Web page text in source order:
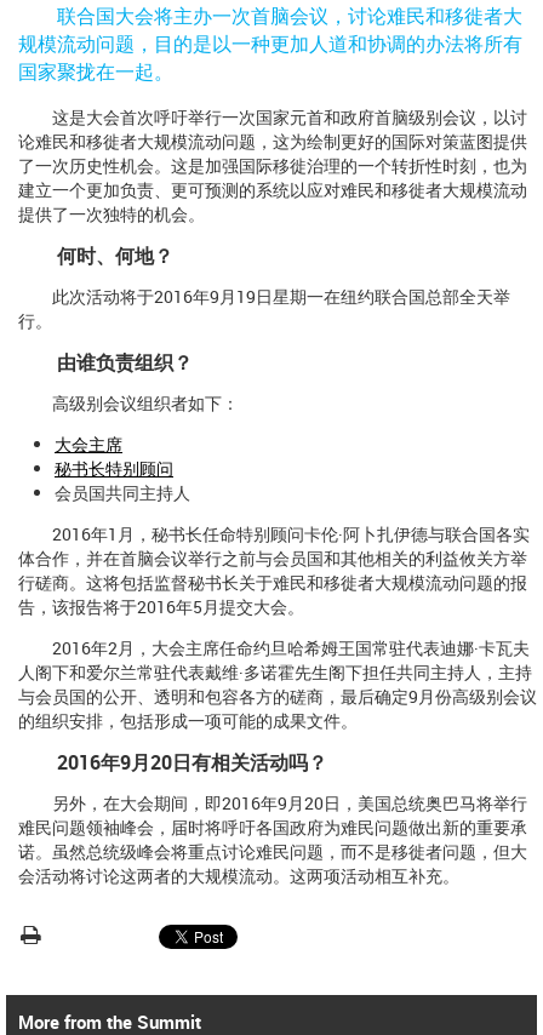
联合国大会将主办一次首脑会议，讨论难民和移徙者大
规模流动问题，目的是以一种更加人道和协调的办法将所有
国家聚拢在一起。
这是大会首次呼吁举行一次国家元首和政府首脑级别会议，以讨
论难民和移徙者大规模流动问题，这为绘制更好的国际对策蓝图提供
了一次历史性机会。这是加强国际移徙治理的一个转折性时刻，也为
建立一个更加负责、更可预测的系统以应对难民和移徙者大规模流动
提供了一次独特的机会。
何时、何地？
此次活动将于2016年9月19日星期一在纽约联合国总部全天举
行。
由谁负责组织？
高级别会议组织者如下：
大会主席
秘书长特别顾问
会员国共同主持人
2016年1月，秘书长任命特别顾问卡伦·阿卜扎伊德与联合国各实
体合作，并在首脑会议举行之前与会员国和其他相关的利益攸关方举
行磋商。这将包括监督秘书长关于难民和移徙者大规模流动问题的报
告，该报告将于2016年5月提交大会。
2016年2月，大会主席任命约旦哈希姆王国常驻代表迪娜·卡瓦夫
人阁下和爱尔兰常驻代表戴维·多诺霍先生阁下担任共同主持人，主持
与会员国的公开、透明和包容各方的磋商，最后确定9月份高级别会议
的组织安排，包括形成一项可能的成果文件。
2016年9月20日有相关活动吗？
另外，在大会期间，即2016年9月20日，美国总统奥巴马将举行
难民问题领袖峰会，届时将呼吁各国政府为难民问题做出新的重要承
诺。虽然总统级峰会将重点讨论难民问题，而不是移徙者问题，但大
会活动将讨论这两者的大规模流动。这两项活动相互补充。
More from the Summit